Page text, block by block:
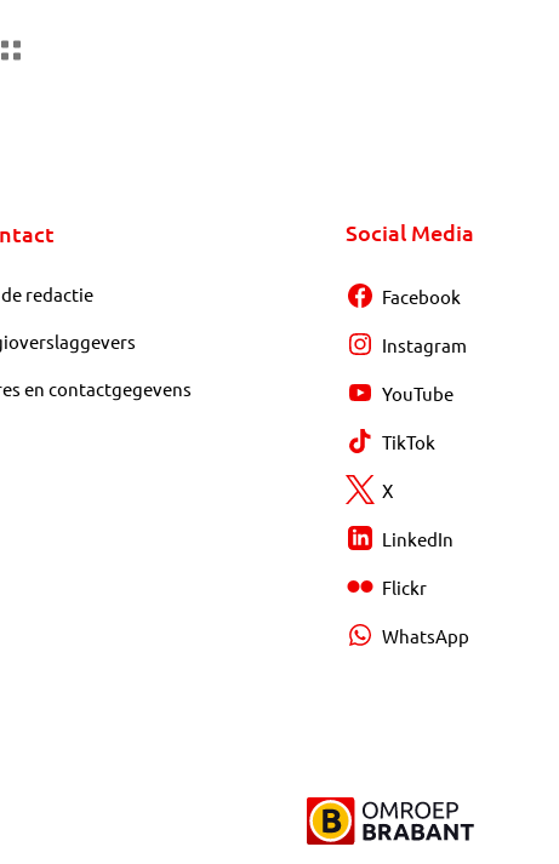
redactie
en contactgegevens
Social Media
Facebook
Instagram
YouTube
TikTok
X
LinkedIn
Flickr
WhatsApp